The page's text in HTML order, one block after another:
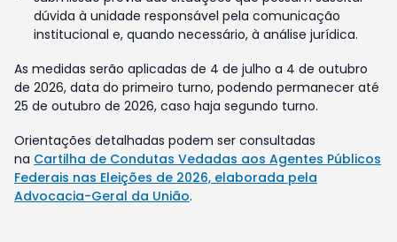
dúvida à unidade responsável pela comunicação
institucional e, quando necessário, à análise jurídica.
As medidas serão aplicadas de 4 de julho a 4 de outubro
de 2026, data do primeiro turno, podendo permanecer até
25 de outubro de 2026, caso haja segundo turno.
Orientações detalhadas podem ser consultadas
na Cartilha de Condutas Vedadas aos Agentes Públicos
Federais nas Eleições de 2026, elaborada pela
Advocacia-Geral da União.